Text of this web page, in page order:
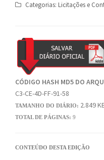
Categorias: Licitações e
CÓDIGO HASH MD5 DO
C3-CE-4D-FF-91-58
TAMANHO DO DIÁRIO: 2.849
TOTAL DE PÁGINAS: 9
CONTEÚDO DESTA EDIÇÃO